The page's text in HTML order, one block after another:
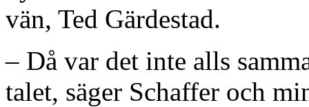
vän, Ted Gärdestad.
– Då var det inte alls
talet, säger Schaffer och